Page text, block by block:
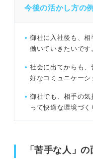
今後の活かし方の例
御社に入社後も、
働いていきたいです
社会に出てからも、
好なコミュニケーシ
御社でも、相手の気
って快適な環境づく
「苦手な人」